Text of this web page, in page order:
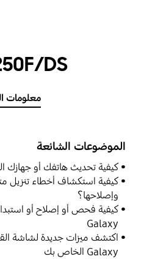
DS
معلومات
الموضوعات الشائعة
كيفية تحديث هاتفك أو
وإصلاحها؟
Galaxy
Galaxy الخاص بك